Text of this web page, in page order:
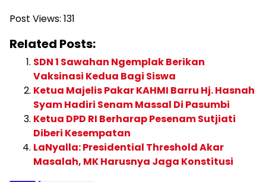
Post Views: 131
Related Posts:
SDN 1 Sawahan Ngemplak Berikan
Vaksinasi Kedua Bagi Siswa
Ketua Majelis Pakar KAHMI Barru Hj. Hasnah
Syam Hadiri Senam Massal Di Pasumbi
Ketua DPD RI Berharap Pesenam Sutjiati
Diberi Kesempatan
LaNyalla: Presidential Threshold Akar
Masalah, MK Harusnya Jaga Konstitusi